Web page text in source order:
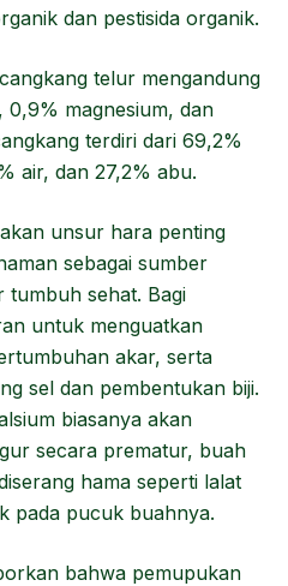
dan pestisida organik.
telur mengandung
magnesium, dan
terdiri dari 69,2%
air, dan 27,2% abu.
unsur hara penting
sebagai sumber
tumbuh sehat. Bagi
untuk menguatkan
akar, serta
sel dan pembentukan biji.
biasanya akan
secara prematur, buah
hama seperti lalat
pada pucuk buahnya.
bahwa pemupukan